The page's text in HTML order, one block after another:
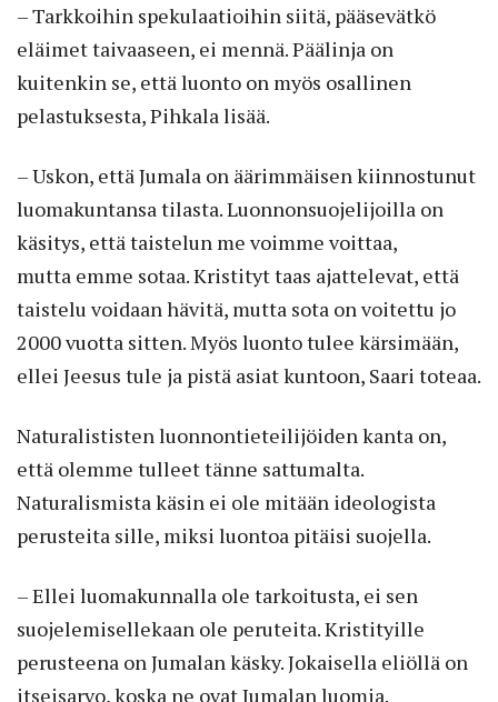
– Tarkkoihin spekulaatioihin siitä, pääsevätkö
eläimet taivaaseen, ei mennä. Päälinja on
kuitenkin se, että luonto on myös osallinen
pelastuksesta, Pihkala lisää.
– Uskon, että Jumala on äärimmäisen kiinnostunut
luomakuntansa tilasta. Luonnonsuojelijoilla on
käsitys, että taistelun me voimme voittaa,
mutta emme sotaa. Kristityt taas ajattelevat, että
taistelu voidaan hävitä, mutta sota on voitettu jo
2000 vuotta sitten. Myös luonto tulee kärsimään,
ellei Jeesus tule ja pistä asiat kuntoon, Saari toteaa.
Naturalististen luonnontieteilijöiden kanta on,
että olemme tulleet tänne sattumalta.
Naturalismista käsin ei ole mitään ideologista
perusteita sille, miksi luontoa pitäisi suojella.
– Ellei luomakunnalla ole tarkoitusta, ei sen
suojelemisellekaan ole peruteita. Kristityille
perusteena on Jumalan käsky. Jokaisella eliöllä on
itseisarvo, koska ne ovat Jumalan luomia.